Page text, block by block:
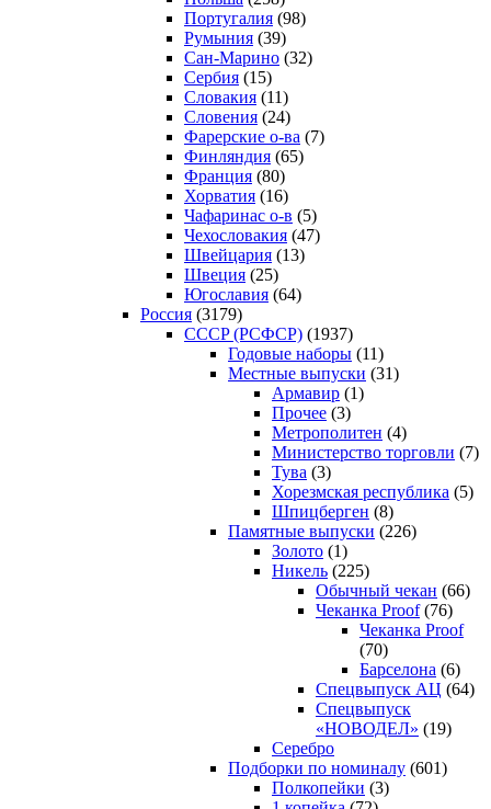
Португалия (98)
Румыния (39)
Сан-Марино (32)
Сербия (15)
Словакия (11)
Словения (24)
Фарерские о-ва (7)
Финляндия (65)
Франция (80)
Хорватия (16)
Чафаринас о-в (5)
Чехословакия (47)
Швейцария (13)
Швеция (25)
Югославия (64)
Россия (3179)
CCCP (РСФСР) (1937)
Годовые наборы (11)
Местные выпуски (31)
Армавир (1)
Прочее (3)
Метрополитен (4)
Министерство торговли (7)
Тува (3)
Хорезмская республика (5)
Шпицберген (8)
Памятные выпуски (226)
Золото (1)
Никель (225)
Обычный чекан (66)
Чеканка Proof(76)
Чеканка Proof
(70)
Барселона (6)
Спецвыпуск АЦ (64)
Спецвыпуск
«НОВОДЕЛ» (19)
Серебро
Подборки по номиналу (601)
Полкопейки (3)